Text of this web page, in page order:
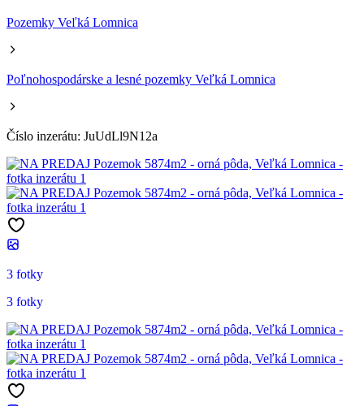
Pozemky Veľká Lomnica
Poľnohospodárske a lesné pozemky Veľká Lomnica
Číslo inzerátu: JuUdLl9N12a
3 fotky
3 fotky